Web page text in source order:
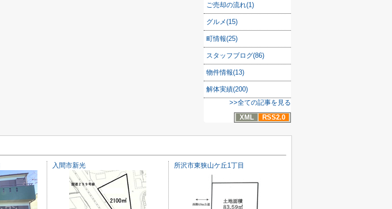
ご売却の流れ(1)
グルメ(15)
町情報(25)
スタッフブログ(86)
物件情報(13)
解体実績(200)
>>全ての記事を見る
XML
RSS2.0
入間市新光 所沢市東狭山ケ丘1丁目